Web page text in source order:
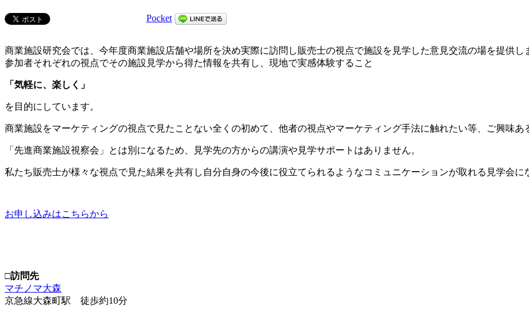
Pocket
商業施設研究会では、今年度商業施設店舗や場所を決め実際に訪問し販売士の視点で施設を見学した意見交流の場を提供し
参加者それぞれの視点でその施設見学から得た情報を共有し、現地で実感体験すること
「気軽に、楽しく」
を目的にしています。
商業施設をマーケティングの視点で見たことない全くの初めて、他者の視点やマーケティング手法に触れたい等、ご興味あ
「先進商業施設視察会」とは別になるため、見学先の方からの講演や見学サポートはありません。
私たち販売士が様々な視点で見た結果を共有し自分自身の今後に役立てられるようなコミュニケーションが取れる見学会に
お申し込みはこちらから
□訪問先
マチノマ大森
京急線大森町駅 徒歩約10分